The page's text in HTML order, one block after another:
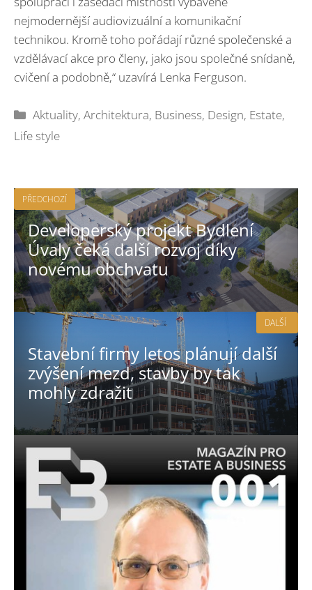
nejmodernější audiovizuální a komunikační
technikou. Kromě toho pořádají různé společenské a
vzdělávací akce pro členy, jako jsou společné snídaně,
cvičení a podobně,“ uzavírá Lenka Ferguson.
Rubriky
Aktuality,Architektura, Business, Design, Estate,
Life style
PŘEDCHOZÍ
Developerský projekt Bydlení
Úvaly čeká další rozvoj díky
novému obchvatu
Stavební firmy letos plánují další
zvýšení mezd, stavby by tak
mohly zdražit
DALŠÍ